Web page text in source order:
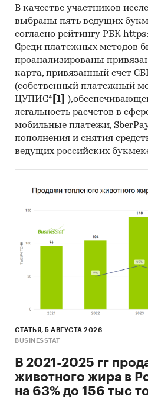
В качестве участников
выбраны пять ведущих
согласно рейтингу РБК
Среди платежных методов
проанализированы
карта, привязанный счет
(собственный платежный
ЦУПИС* [1]
легальность расчетов в
мобильные платежи,
пополнения и снятия
ведущих российских
СТАТЬЯ, 5 АВГУСТА 2026
BUSINESSTAT
В 2021-2025 гг
животного жира в
на 63% до 156 тыс